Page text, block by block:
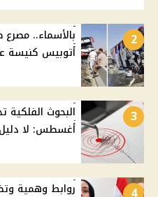
2
أتوبيس كنيسة
3
أغسطس: لا
روابط وهمية